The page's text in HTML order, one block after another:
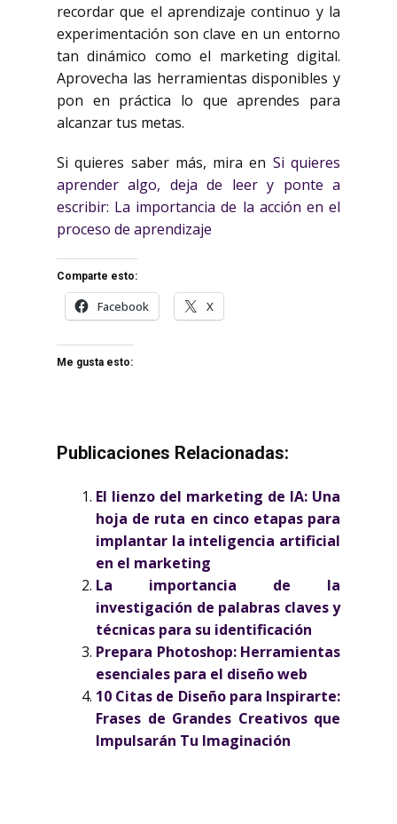
recordar que el aprendizaje continuo y la
experimentación son clave en un entorno
tan dinámico como el marketing digital.
Aprovecha las herramientas disponibles y
pon en práctica lo que aprendes para
alcanzar tus metas.
Si quieres saber más, mira en Si quieres
aprender algo, deja de leer y ponte a
escribir: La importancia de la acción en el
proceso de aprendizaje
Comparte esto:
Facebook X
Me gusta esto:
Publicaciones Relacionadas:
El lienzo del marketing de IA: Una
hoja de ruta en cinco etapas para
implantar la inteligencia artificial
en el marketing
La importancia de la
investigación de palabras claves y
técnicas para su identificación
Prepara Photoshop: Herramientas
esenciales para el diseño web
10 Citas de Diseño para Inspirarte:
Frases de Grandes Creativos que
Impulsarán Tu Imaginación